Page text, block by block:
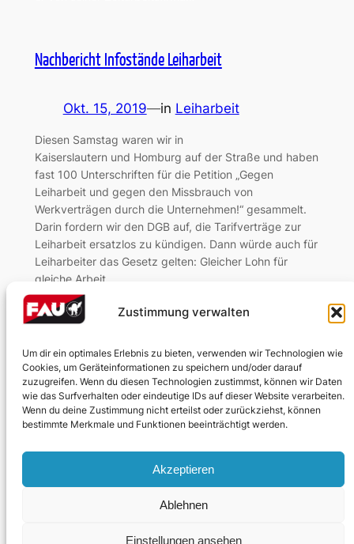
Zustimmung verwalten
Um dir ein optimales Erlebnis zu bieten, verwenden wir Technologien wie
Cookies, um Geräteinformationen zu speichern und/oder darauf
zuzugreifen. Wenn du diesen Technologien zustimmst, können wir Daten
wie das Surfverhalten oder eindeutige IDs auf dieser Website verarbeiten.
Wenn du deine Zustimmung nicht erteilst oder zurückziehst, können
bestimmte Merkmale und Funktionen beeinträchtigt werden.
Akzeptieren
Ablehnen
Einstellungen ansehen
Nachbericht Infostände Leiharbeit
Okt. 15, 2019—in Leiharbeit
Diesen Samstag waren wir in
Kaiserslautern und Homburg auf der Straße und haben
fast 100 Unterschriften für die Petition „Gegen
Leiharbeit und gegen den Missbrauch von
Werkverträgen durch die Unternehmen!“ gesammelt.
Darin fordern wir den DGB auf, die Tarifverträge zur
Leiharbeit ersatzlos zu kündigen. Dann würde auch für
Leiharbeiter das Gesetz gelten: Gleicher Lohn für
gleiche Arbeit.…
Impressum
Datenschutzerklärung